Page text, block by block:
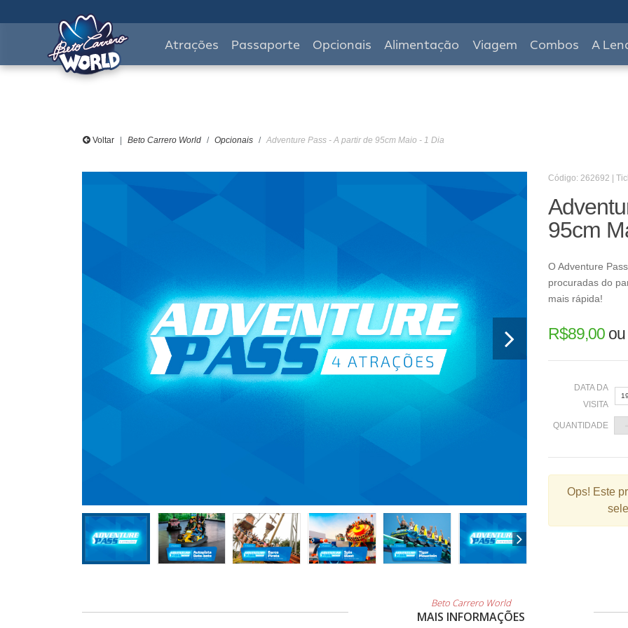
Atrações Passaporte Opcionais Alimentação Viagem Combos A
Voltar Beto Carrero World Opcionais Adventure Pass - A partir de 95cm Maio - 1 Dia
Código: 262692 |
95cm
O Adventure
procuradas do
mais rápida!
R$89,00ou
DATA DA
VISITA
2
9
QUANTIDADE
Ops! Este
Beto Carrero World
MAIS INFORMAÇÕES